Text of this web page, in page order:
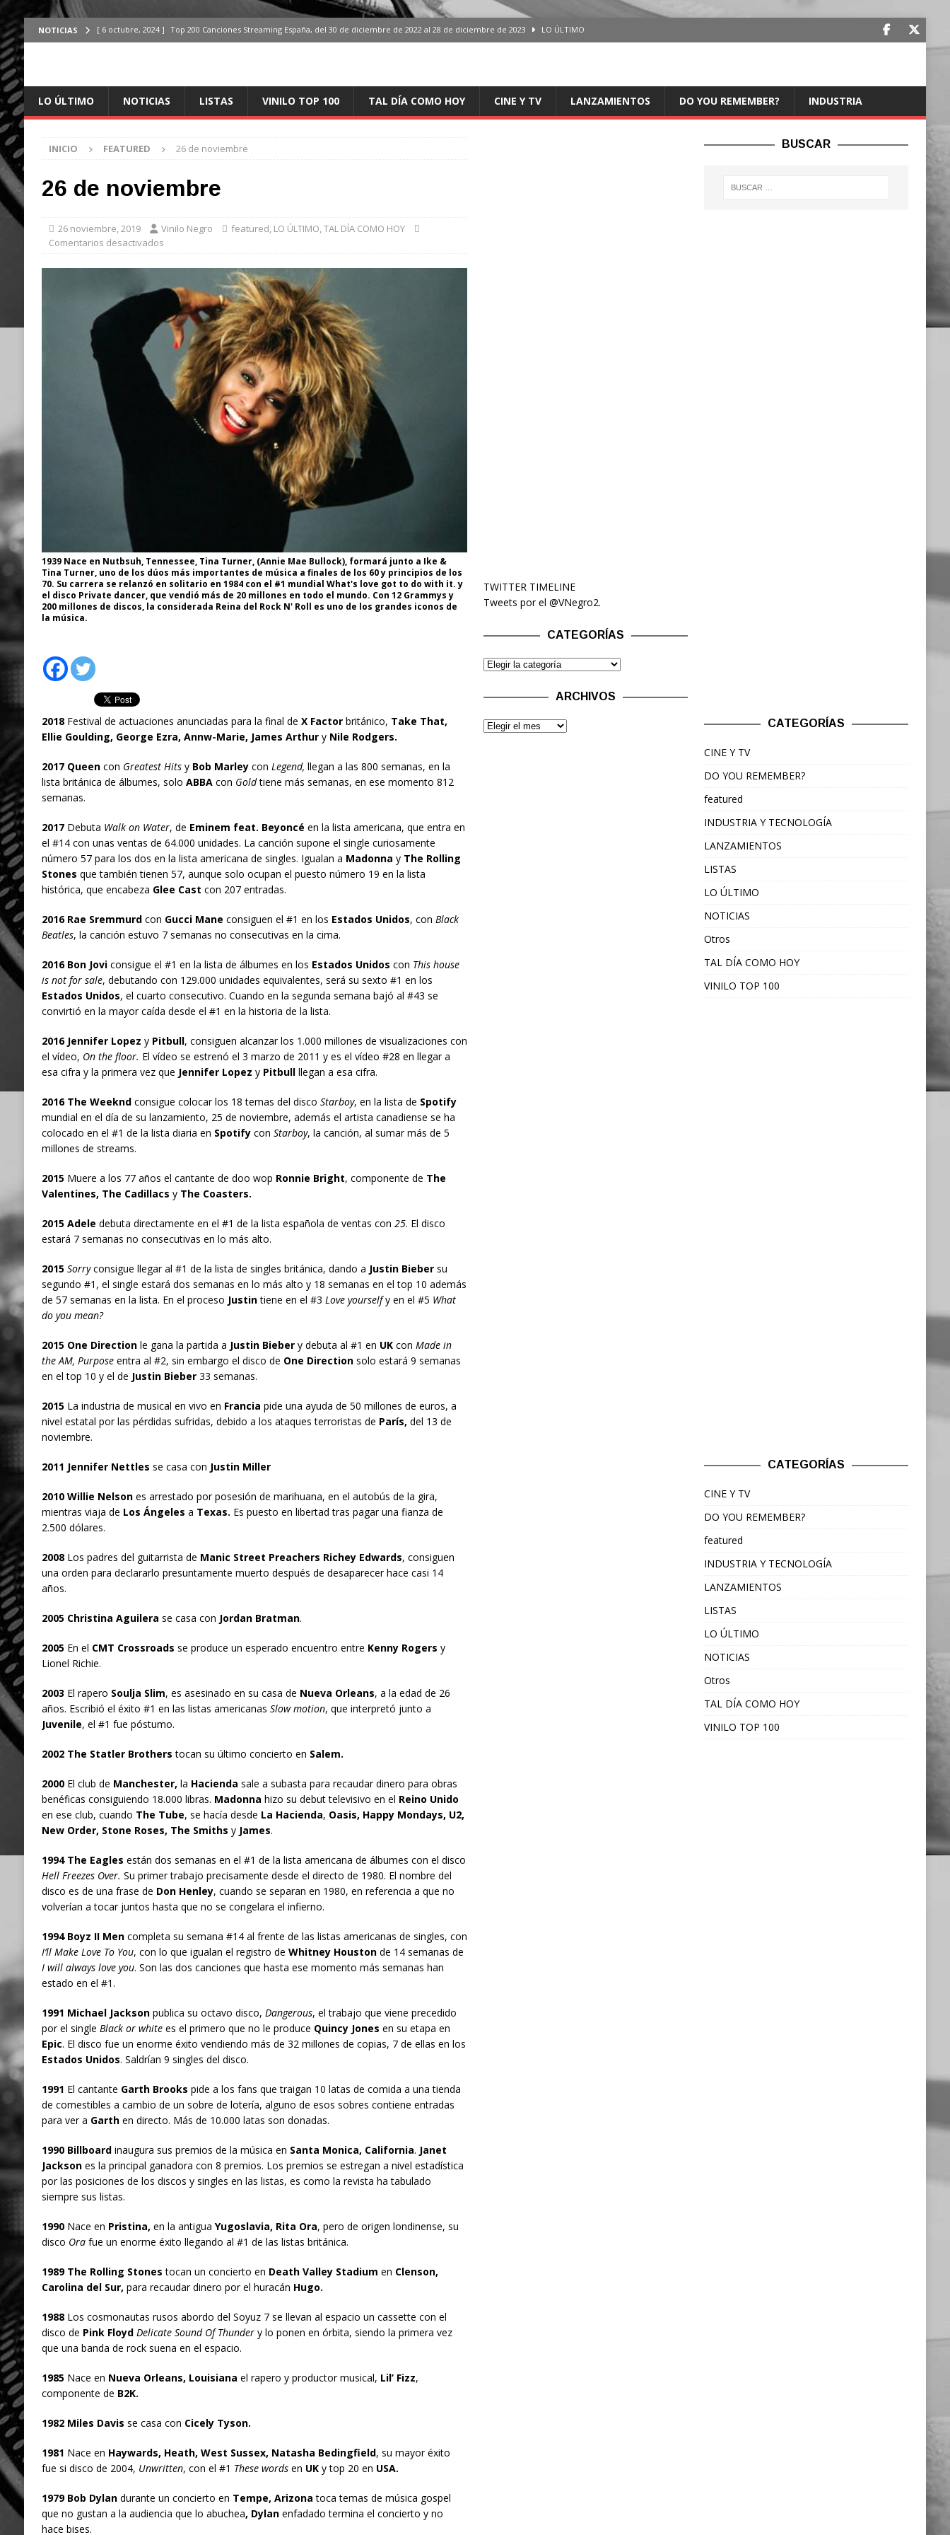
NOTICIAS [ 6 octubre, 2024 ] Top 200 Canciones Streaming España, del 30 de diciembre de 2022 al 28 de diciembre de 2023 LO ÚLTIMO
ÚLTIMO
ÚLTIMO
LO ÚLTIMO NOTICIAS LISTAS VINILO TOP 100 TAL DÍA COMO HOY CINE Y TV LANZAMIENTOS DO YOU REMEMBER? INDUSTRIA
INICIO FEATURED 26 de noviembre
26 de noviembre
26 noviembre, 2019 Vinilo Negro featured, LO ÚLTIMO,TAL DÍA COMO HOY
Comentarios desactivados
1939 Nace en Nutbsuh, Tennessee, Tina Turner, (Annie Mae Bullock), formará junto a Ike &
Tina Turner, uno de los dúos más importantes de música a finales de los 60 y principios de los
70. Su carrera se relanzó en solitario en 1984 con el #1 mundial What's love got to do with it. y
el disco Private dancer, que vendió más de 20 millones en todo el mundo. Con 12 Grammys y
200 millones de discos, la considerada Reina del Rock N' Roll es uno de los grandes iconos de
la música.
2018Festival de actuaciones anunciadas para la final de X Factorbritánico, Take That,
Ellie Goulding, George Ezra, Annw-Marie, James Arthury Nile Rodgers.
2017 Queencon Greatest Hitsy Bob Marleycon Legend, llegan a las 800 semanas, en la
lista británica de álbumes, solo ABBAcon Goldtiene más semanas, en ese momento 812
semanas.
2017Debuta Walk on Water, de Eminem feat. Beyoncé en la lista americana, que entra en
el #14 con unas ventas de 64.000 unidades. La canción supone el single curiosamente
número 57 para los dos en la lista americana de singles. Igualan a Madonna y The Rolling
Stones que también tienen 57, aunque solo ocupan el puesto número 19 en la lista
histórica, que encabeza Glee Cast con 207 entradas.
2016 Rae Sremmurdcon Gucci Mane consiguen el #1 en los Estados Unidos, con Black
Beatles, la canción estuvo 7 semanas no consecutivas en la cima.
2016 Bon Joviconsigue el #1 en la lista de álbumes en los Estados Unidos con This house
is not for sale, debutando con 129.000 unidades equivalentes, será su sexto #1 en los
Estados Unidos, el cuarto consecutivo. Cuando en la segunda semana bajó al #43 se
convirtió en la mayor caída desde el #1 en la historia de la lista.
2016 Jennifer Lopez yPitbull, consiguen alcanzar los 1.000 millones de visualizaciones con
el vídeo, On the floor. El vídeo se estrenó el 3 marzo de 2011 y es el vídeo #28 en llegar a
esa cifra y la primera vez que Jennifer Lopez yPitbullllegan a esa cifra.
2016 The Weekndconsigue colocar los 18 temas del disco Starboy, en la lista de Spotify
mundial en el día de su lanzamiento, 25 de noviembre, además el artista canadiense se ha
colocado en el #1 de la lista diaria en Spotifycon Starboy, la canción, al sumar más de 5
millones de streams.
2015Muere a los 77 años el cantante de doo wop Ronnie Bright, componente de The
Valentines, The Cadillacs yThe Coasters.
2015 Adele debuta directamente en el #1 de la lista española de ventas con 25. El disco
estará 7 semanas no consecutivas en lo más alto.
2015 Sorryconsigue llegar al #1 de la lista de singles británica, dando a Justin Biebersu
segundo #1, el single estará dos semanas en lo más alto y 18 semanas en el top 10 además
de 57 semanas en la lista. En el proceso Justintiene en el #3 Love yourselfy en el #5 What
do you mean?
2015 One Directionle gana la partida a Justin Biebery debuta al #1 en UKcon Made in
the AM, Purposeentra al #2, sin embargo el disco de One Directionsolo estará 9 semanas
en el top 10 y el de Justin Bieber33 semanas.
2015La industria de musical en vivo en Francia pide una ayuda de 50 millones de euros, a
nivel estatal por las pérdidas sufridas, debido a los ataques terroristas de París, del 13 de
noviembre.
2011 Jennifer Nettles se casa con Justin Miller
2010 Willie Nelsones arrestado por posesión de marihuana, en el autobús de la gira,
mientras viaja de Los Ángeles a Texas. Es puesto en libertad tras pagar una fianza de
2.500 dólares.
2008Los padres del guitarrista de Manic Street Preachers Richey Edwards, consiguen
una orden para declararlo presuntamente muerto después de desaparecer hace casi 14
años.
2005 Christina Aguilera se casa con Jordan Bratman.
2005En el CMT Crossroads se produce un esperado encuentro entre Kenny Rogers y
Lionel Richie.
2003 El rapero Soulja Slim, es asesinado en su casa de Nueva Orleans, a la edad de 26
años. Escribió el éxito #1 en las listas americanas Slow motion, que interpretó junto a
Juvenile, el #1 fue póstumo.
2002 The Statler Brothers tocan su último concierto en Salem.
2000El club de Manchester, la Hacienda sale a subasta para recaudar dinero para obras
benéficas consiguiendo 18.000 libras. Madonna hizo su debut televisivo en el Reino Unido
en ese club, cuando The Tube, se hacía desde La Hacienda, Oasis, Happy Mondays, U2,
New Order, Stone Roses, The Smiths y James.
1994 The Eagles están dos semanas en el #1 de la lista americana de álbumes con el disco
Hell Freezes Over. Su primer trabajo precisamente desde el directo de 1980. El nombre del
disco es de una frase de Don Henley, cuando se separan en 1980, en referencia a que no
volverían a tocar juntos hasta que no se congelara el infierno.
1994 Boyz II Mencompleta su semana #14 al frente de las listas americanas de singles, con
I’ll Make Love To You, con lo que igualan el registro de Whitney Houstonde 14 semanas de
I will always love you. Son las dos canciones que hasta ese momento más semanas han
estado en el #1.
1991 Michael Jacksonpublica su octavo disco, Dangerous, el trabajo que viene precedido
por el single Black or whitees el primero que no le produce Quincy Jones en su etapa en
Epic. El disco fue un enorme éxito vendiendo más de 32 millones de copias, 7 de ellas en los
Estados Unidos. Saldrían 9 singles del disco.
1991 El cantante Garth Brooks pide a los fans que traigan 10 latas de comida a una tienda
de comestibles a cambio de un sobre de lotería, alguno de esos sobres contiene entradas
para ver a Garthen directo. Más de 10.000 latas son donadas.
1990 Billboard inaugura sus premios de la música en Santa Monica, California. Janet
Jacksones la principal ganadora con 8 premios. Los premios se estregan a nivel estadística
por las posiciones de los discos y singles en las listas, es como la revista ha tabulado
siempre sus listas.
1990Nace en Pristina, en la antigua Yugoslavia, Rita Ora, pero de origen londinense, su
disco Orafue un enorme éxito llegando al #1 de las listas británica.
1989 The Rolling Stones tocan un concierto en Death Valley Stadium en Clenson,
Carolina del Sur, para recaudar dinero por el huracán Hugo.
1988Los cosmonautas rusos abordo del Soyuz 7 se llevan al espacio un cassette con el
disco de Pink Floyd Delicate Sound Of Thundery lo ponen en órbita, siendo la primera vez
que una banda de rock suena en el espacio.
1985Nace en Nueva Orleans, Louisiana el rapero y productor musical, Lil’ Fizz,
componente de B2K.
1982 Miles Davis se casa con Cicely Tyson.
1981 Nace en Haywards, Heath, West Sussex, Natasha Bedingfield, su mayor éxito
fue si disco de 2004, Unwritten, con el #1 These wordsen UKy top 20 en USA.
1979 Bob Dylandurante un concierto en Tempe, Arizona toca temas de música gospel
que no gustan a la audiencia que lo abuchea, Dylanenfadado termina el concierto y no
hace bises.
TWITTER TIMELINE
Tweets por el @VNegro2.
CATEGORÍAS
ARCHIVOS
BUSCAR
CATEGORÍAS
CINE Y TV
DO YOU REMEMBER?
featured
INDUSTRIA Y TECNOLOGÍA
LANZAMIENTOS
LISTAS
LO ÚLTIMO
NOTICIAS
Otros
TAL DÍA COMO HOY
VINILO TOP 100
CATEGORÍAS
CINE Y TV
DO YOU REMEMBER?
featured
INDUSTRIA Y TECNOLOGÍA
LANZAMIENTOS
LISTAS
LO ÚLTIMO
NOTICIAS
Otros
TAL DÍA COMO HOY
VINILO TOP 100